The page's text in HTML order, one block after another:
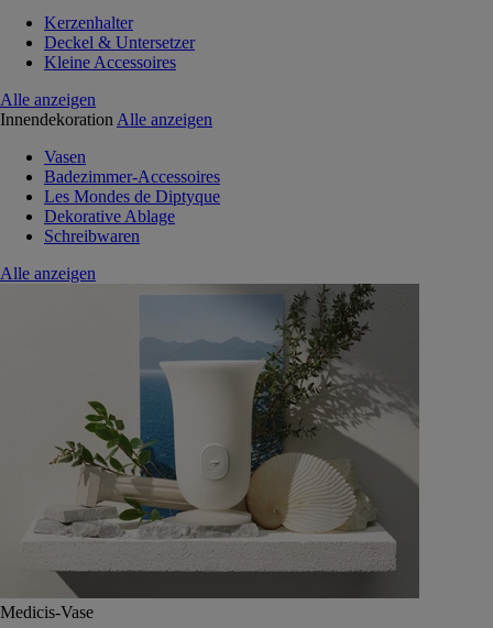
Kerzenhalter
Deckel & Untersetzer
Kleine Accessoires
Alle anzeigen
Innendekoration Alle anzeigen
Vasen
Badezimmer-Accessoires
Les Mondes de Diptyque
Dekorative Ablage
Schreibwaren
Alle anzeigen
Medicis-Vase